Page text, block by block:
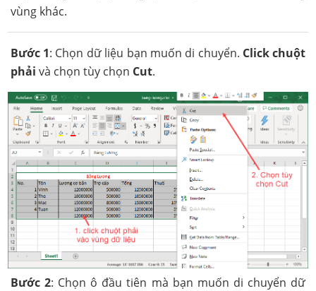
vùng khác.
Bước 1: Chọn dữ liệu bạn muốn di chuyển. Click chuột
phải và chọn tùy chọn Cut.
Bước 2: Chọn ô đầu tiên mà bạn muốn di chuyển dữ